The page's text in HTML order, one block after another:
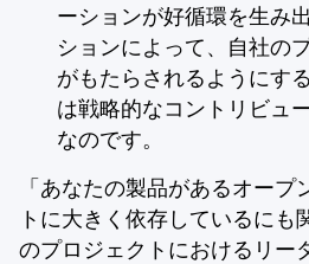
ーションが好循環を生み
ションによって、自社の
がもたらされるようにす
は戦略的なコントリビュ
なのです。
「あなたの製品があるオープ
トに大きく依存しているにも
のプロジェクトにおけるリー